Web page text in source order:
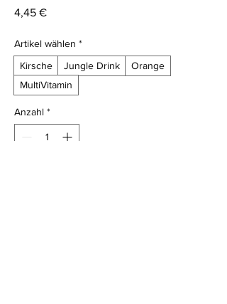
4,45 €Preis
Artikel wählen *
Kirsche
Jungle Drink
Orange
MultiVitamin
Anzahl *